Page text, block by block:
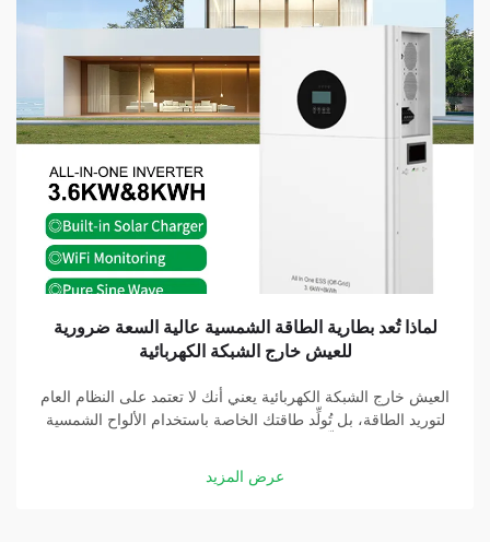
لماذا تُعد بطارية الطاقة الشمسية عالية السعة ضرورية
للعيش خارج الشبكة الكهربائية
العيش خارج الشبكة الكهربائية يعني أنك لا تعتمد على النظام العام
لتوريد الطاقة، بل تُولِّد طاقتك الخاصة باستخدام الألواح الشمسية
أساسيًّا في هذه المنظومة. وبفضل بطارية جيدة، يمكنك تخزين
الطاقة التي تولِّدها الألواح الشمسية...
عرض المزيد